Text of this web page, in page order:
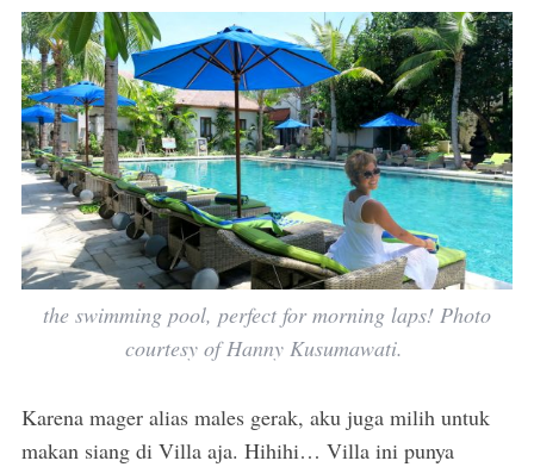
the swimming pool, perfect for morning laps! Photo
courtesy of Hanny Kusumawati.
Karena mager alias males gerak, aku juga milih untuk
makan siang di Villa aja. Hihihi… Villa ini punya